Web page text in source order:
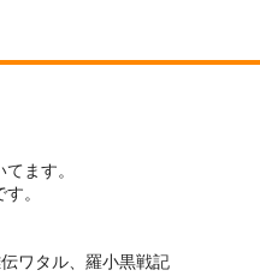
ます。
。
ワタル、羅小黒戦記